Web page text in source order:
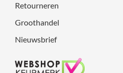
Retourneren
Groothandel
Nieuwsbrief